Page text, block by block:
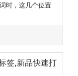
时，这几个位置
签,新品快速打